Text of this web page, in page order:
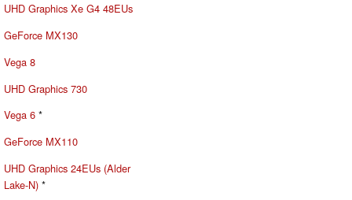
UHD Graphics Xe G4 48EUs
GeForce MX130
Vega 8
UHD Graphics 730
Vega 6 *
GeForce MX110
UHD Graphics 24EUs (Alder
Lake-N) *